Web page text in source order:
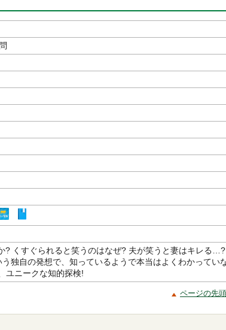
? くすぐられると笑うのはなぜ? 夫が笑うと妻はキレる…?
う独自の発想で、知っているようで本当はよくわかってい
ユニークな知的探検!
ページの先